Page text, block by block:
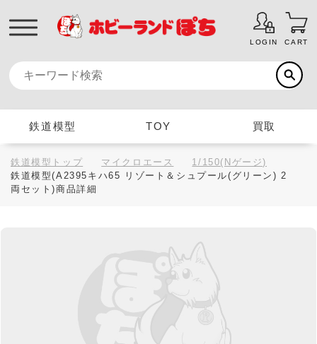
LOGIN CART
鉄道模型 TOY 買取
鉄道模型トップ マイクロエース
1/150(Nゲージ)
鉄道模型(A2395キハ65 リゾート＆シュプール(グリーン) 2
両セット)商品詳細